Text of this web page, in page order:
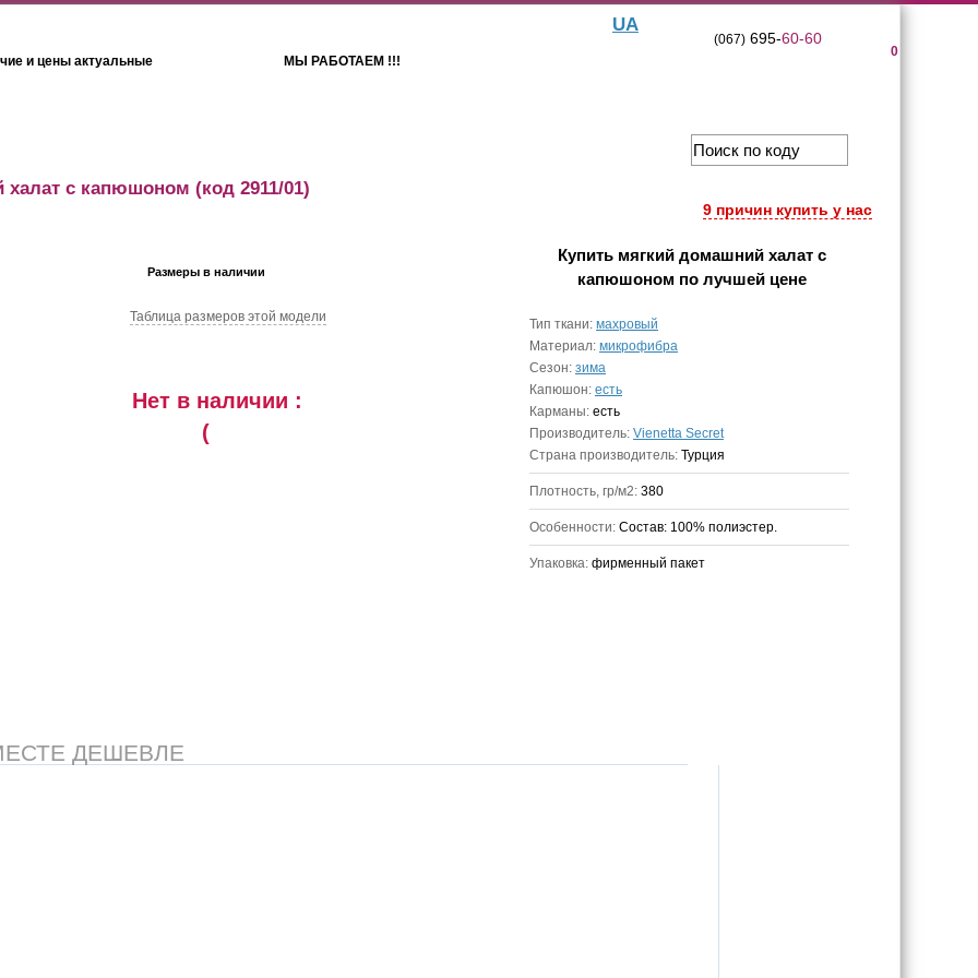
и цены актуальные МЫ РАБОТАЕМ !!!
UA
0
(067)695-60-60
9 причин купить у нас
халат с капюшоном (код 2911/01)
Размеры в наличии
Таблица размеров этой модели
Нет в наличии :
(
Купить мягкий домашний халат с
капюшоном по лучшей цене
Тип ткани: махровый
Материал: микрофибра
Сезон: зима
Капюшон: есть
Карманы: есть
Производитель: Vienetta Secret
Страна производитель: Турция
Плотность, гр/м2: 380
Особенности: Состав: 100% полиэстер.
Упаковка: фирменный пакет
ДЕШЕВЛЕ